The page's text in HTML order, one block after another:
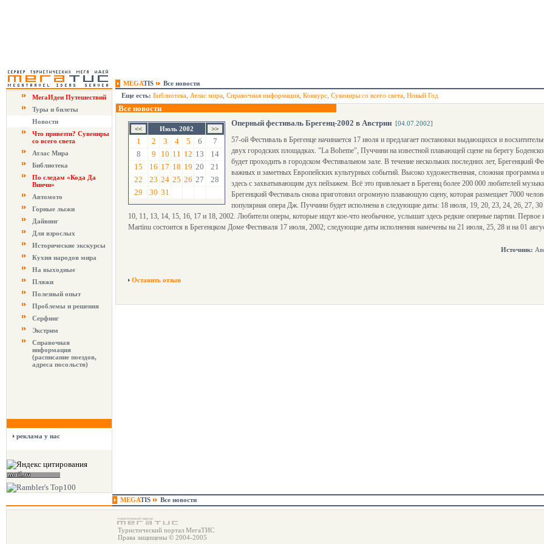
MEGATIS
Все новости
МегаИдеи Путешествий
Туры и билеты
Новости
Что привезти? Сувениры
со всего света
Атлас Мира
Библиотека
По следам «Кода Да
Винчи»
Автомото
Горные лыжи
Дайвинг
Для взрослых
Исторические экскурсы
Кухня народов мира
На выходные
Пляжи
Полезный опыт
Проблемы и решения
Серфинг
Экстрим
Справочная
информация
(расписание поездов,
адреса посольств)
реклама у нас
Еще есть: Библиотека Атлас мира Справочная информация Конкурс Сувениры со всего света Новый Год
Все новости
Июль 2002
1 2 3 4 5 6
7
8
9 10 11 12 13
14
15
16 17 18 19 20
21
22
23 24 25 26 27
28
29
30 31
Оперный фестиваль Брегенц-2002 в Австрии [04.07.2002]
57-ой Фестиваль в Брегенце начинается 17 июля и предлагает постановки выдающихся и
двух городских площадках. "La Boheme", Пуччини на известной плавающей сцене на берегу
будет проходить в городском Фестивальном зале. В течение нескольких последних лет, Брегенцкий
важных и заметных Европейских культурных событий. Высоко художественная, сложная программа
здесь с захватывающим дух пейзажем. Всё это привлекает в Брегенц более 200 000 любителей
Брегенцкий Фестиваль снова приготовил огромную плавающую сцену, которая размещает 7000
популярная опера Дж. Пуччини будет исполнена в следующие даты: 18 июля, 19, 20, 23, 24, 26, 27, 30
10, 11, 13, 14, 15, 16, 17 и 18, 2002. Любители оперы, которые ищут кое-что необычное, услышат здесь редкие оперные партии.
Martinu состоится в Брегенцком Доме Фестиваля 17 июля, 2002; следующие даты исполнения намечены на 21 июля, 25, 28 и на 01
Источник:
Оставить отзыв
MEGATIS Все новости
Туристический портал МегаТИС
Права защищены © 2004-2005